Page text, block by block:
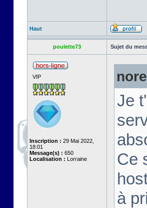
Haut
poulette73 Sujet du
VIP
Inscription : 29 Mai 2022,
18:01
Message(s) : 650
Localisation : Lorraine
Je
Ce
à